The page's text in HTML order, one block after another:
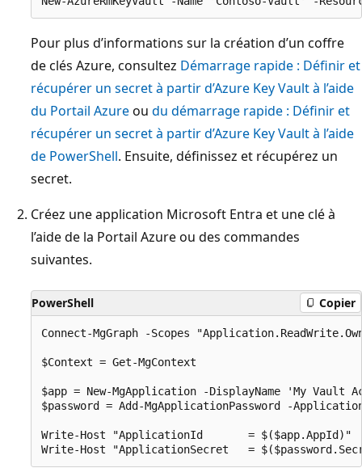
Pour plus d’informations sur la création d’un coffre
de clés Azure, consultez Démarrage rapide : Définir et
récupérer un secret à partir d’Azure Key Vault à l’aide
du Portail Azureou du démarrage rapide : Définir et
récupérer un secret à partir d’Azure Key Vault à l’aide
de PowerShell. Ensuite, définissez et récupérez un
secret.
Créez une application Microsoft Entra et une clé à
l’aide de la Portail Azure ou des commandes
suivantes.
PowerShell Copier
Connect-MgGraph -Scopes
$Context = Get-MgContext
$app = New-MgApplication -DisplayName 'My
$password = Add-MgApplicationPassword -
Write-Host "ApplicationId       = $($app.AppId)"